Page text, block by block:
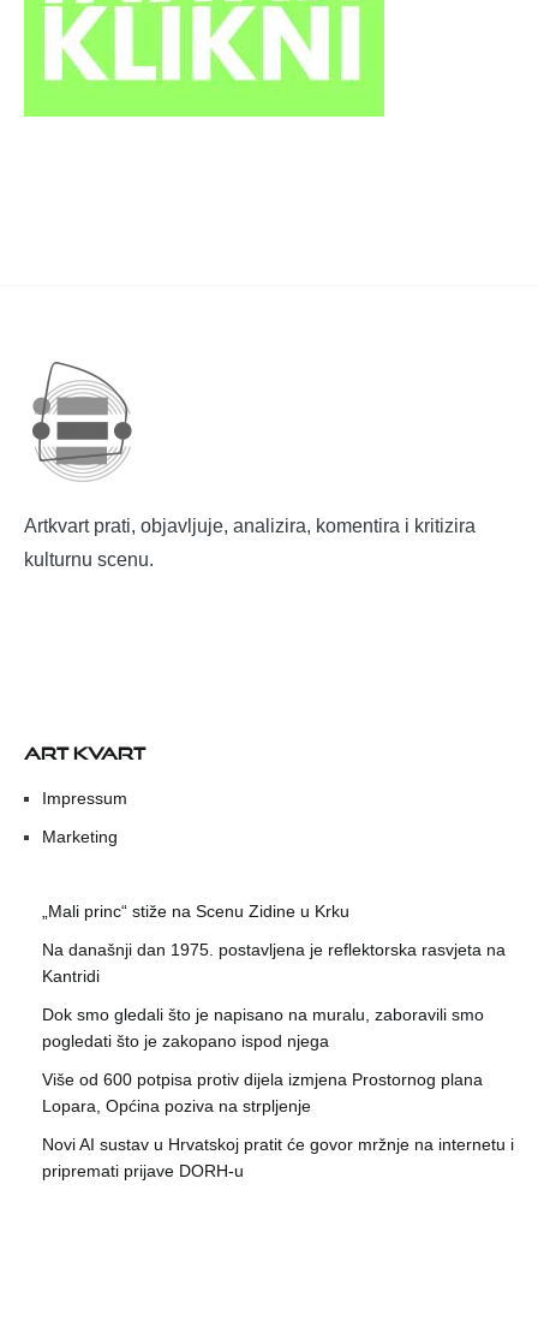
Artkvart prati, objavljuje, analizira, komentira i kritizira
kulturnu scenu.
ART KVART
Impressum
Marketing
„Mali princ“ stiže na Scenu Zidine u Krku
Na današnji dan 1975. postavljena je reflektorska rasvjeta na
Kantridi
Dok smo gledali što je napisano na muralu, zaboravili smo
pogledati što je zakopano ispod njega
Više od 600 potpisa protiv dijela izmjena Prostornog plana
Lopara, Općina poziva na strpljenje
Novi AI sustav u Hrvatskoj pratit će govor mržnje na internetu i
pripremati prijave DORH-u